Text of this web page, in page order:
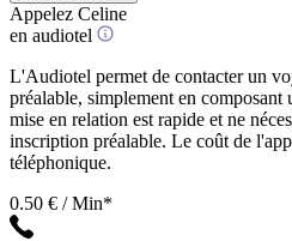
Appelez Celine
en audiotel
L'Audiotel permet de contacter un
préalable, simplement en composant
mise en relation est rapide et ne
inscription préalable. Le coût de
téléphonique.
0.50 € / Min*